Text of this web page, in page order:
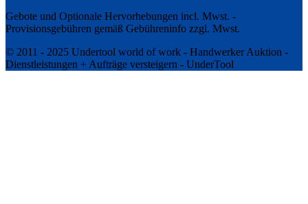
Gebote und Optionale Hervorhebungen incl. Mwst. -
Provisionsgebühren gemäß Gebühreninfo zzgl. Mwst.
© 2011 - 2025 Undertool world of work - Handwerker Auktion -
Dienstleistungen + Aufträge versteigern - UnderTool